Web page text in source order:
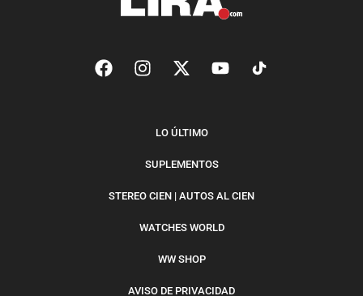
LO ÚLTIMO
SUPLEMENTOS
STEREO CIEN | AUTOS AL CIEN
WATCHES WORLD
WW SHOP
AVISO DE PRIVACIDAD